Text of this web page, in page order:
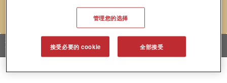
电话：+86-17-3851 18523·电子邮件
本网站采用 “Cookies” 技术。该技术是无危害的，也不会用于公共分享。浏览我们的网
页并接受该“Cookies”技术 请按“OK”键。
brug af cookies OK
管理您的选择
接受必要的 cookie 全部接受